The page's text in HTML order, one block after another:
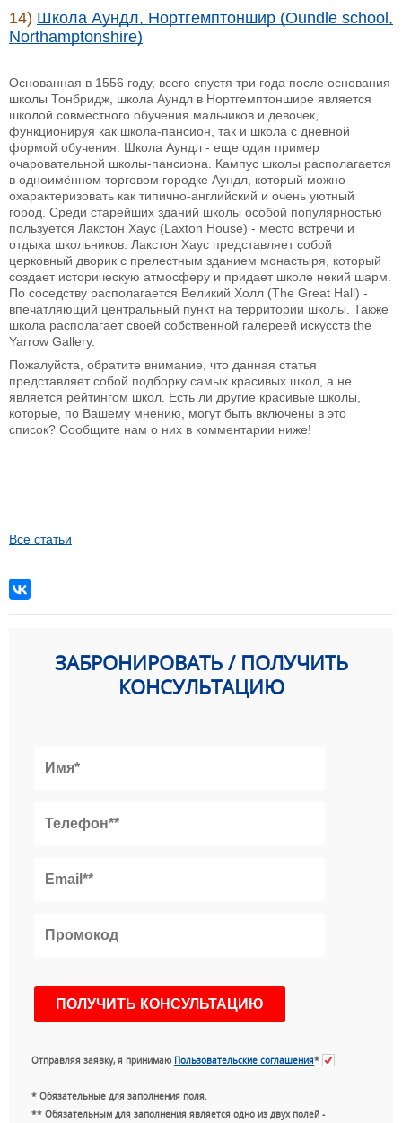
14) Школа Аундл, Нортгемптоншир (Oundle school,
Northamptonshire)
Основанная в 1556 году, всего спустя три года после основания
школы Тонбридж, школа Аундл в Нортгемптоншире является
школой совместного обучения мальчиков и девочек,
функционируя как школа-пансион, так и школа с дневной
формой обучения. Школа Аундл - еще один пример
очаровательной школы-пансиона. Кампус школы располагается
в одноимённом торговом городке Аундл, который можно
охарактеризовать как типично-английский и очень уютный
город. Среди старейших зданий школы особой популярностью
пользуется Лакстон Хаус (Laxton House) - место встречи и
отдыха школьников. Лакстон Хаус представляет собой
церковный дворик с прелестным зданием монастыря, который
создает историческую атмосферу и придает школе некий шарм.
По соседству располагается Великий Холл (The Great Hall) -
впечатляющий центральный пункт на территории школы. Также
школа располагает своей собственной галереей искусств the
Yarrow Gallery.
Пожалуйста, обратите внимание, что данная статья
представляет собой подборку самых красивых школ, а не
является рейтингом школ. Есть ли другие красивые школы,
которые, по Вашему мнению, могут быть включены в это
список? Сообщите нам о них в комментарии ниже!
Все статьи
ЗАБРОНИРОВАТЬ / ПОЛУЧИТЬ
КОНСУЛЬТАЦИЮ
Отправляя заявку, я принимаю Пользовательские соглашения*
* Обязательные для заполнения поля.
** Обязательным для заполнения является одно из двух полей -